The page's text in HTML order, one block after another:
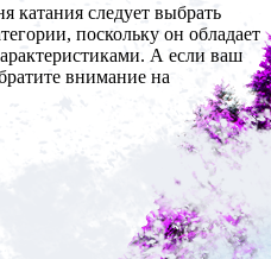
катания следует выбрать
поскольку он обладает
А если ваш
внимание на